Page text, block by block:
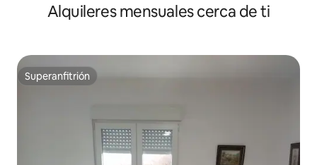
Alquileres mensuales cerca de ti
Superanfitrión
Superanfitrión